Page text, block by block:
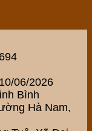
10/06/2026
Bình
Hà Nam,